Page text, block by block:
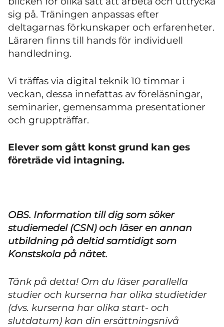
sig på. Träningen anpassas efter
deltagarnas förkunskaper och erfarenheter.
Läraren finns till hands för individuell
handledning.
Vi träffas via digital teknik 10 timmar i
veckan, dessa innefattas av föreläsningar,
seminarier, gemensamma presentationer
och gruppträffar.
Elever som gått konst grund kan ges
företräde vid intagning.
OBS. Information till dig som söker
studiemedel (CSN) och läser en annan
utbildning på deltid samtidigt som
Konstskola på nätet.
Tänk på detta! Om du läser parallella
studier och kurserna har olika studietider
(dvs. kurserna har olika start- och
slutdatum) kan din ersättningsnivå